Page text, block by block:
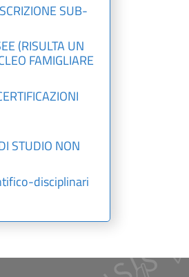
SUB-
(RISULTA UN
FAMIGLIARE
STUDIO NON
disciplinari